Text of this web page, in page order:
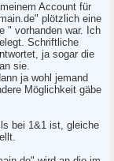
Account für
plötzlich eine
" vorhanden war. Ich
Schriftliche
ja sogar die
sie.
ja wohl jemand
Möglichkeit gäbe
bei 1&1 ist, gleiche